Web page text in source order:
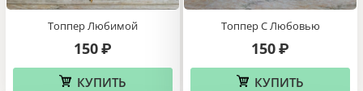
Топпер Любимой
150₽
КУПИТЬ
Топпер С Любовью
150₽
КУПИТЬ